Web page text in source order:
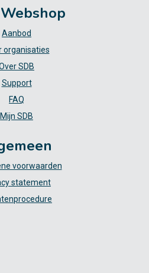
Aanbod
organisaties
SDB
Support
FAQ
Mijn SDB
voorwaarden
statement